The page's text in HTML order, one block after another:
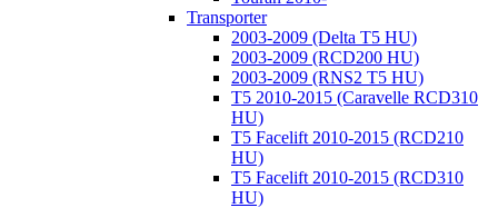
Transporter
2003-2009 (Delta T5 HU)
2003-2009 (RCD200 HU)
2003-2009 (RNS2 T5 HU)
T5 2010-2015 (Caravelle RCD310
HU)
T5 Facelift 2010-2015 (RCD210
HU)
T5 Facelift 2010-2015 (RCD310
HU)